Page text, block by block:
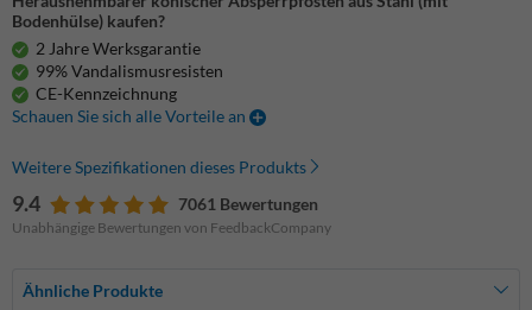
Bodenhülse) kaufen?
2 Jahre Werksgarantie
99% Vandalismusresisten
CE-Kennzeichnung
Schauen Sie sich alle Vorteile an
Weitere Spezifikationen dieses Produkts
9.4 7061 Bewertungen
Unabhängige Bewertungen von FeedbackCompany
Ähnliche Produkte